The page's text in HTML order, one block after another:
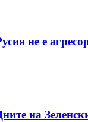
не е
на